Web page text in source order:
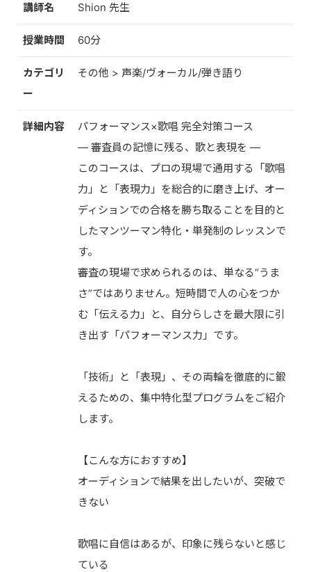
講師名 Shion 先生
授業時間 60分
カテゴリ
ー
その他 > 声楽/ヴォーカル/弾き語り
詳細内容
パフォーマンス×歌唱 完全対策コース
― 審査員の記憶に残る、歌と表現を ―
このコースは、プロの現場で通用する「歌唱
力」と「表現力」を総合的に磨き上げ、オー
ディションでの合格を勝ち取ることを目的と
したマンツーマン特化・単発制のレッスンで
す。
審査の現場で求められるのは、単なる“うま
さ”ではありません。短時間で人の心をつか
む「伝える力」と、自分らしさを最大限に引
き出す「パフォーマンス力」です。
「技術」と「表現」、その両輪を徹底的に鍛
えるための、集中特化型プログラムをご紹介
します。
【こんな方におすすめ】
オーディションで結果を出したいが、突破で
きない
歌唱に自信はあるが、印象に残らないと感じ
ている